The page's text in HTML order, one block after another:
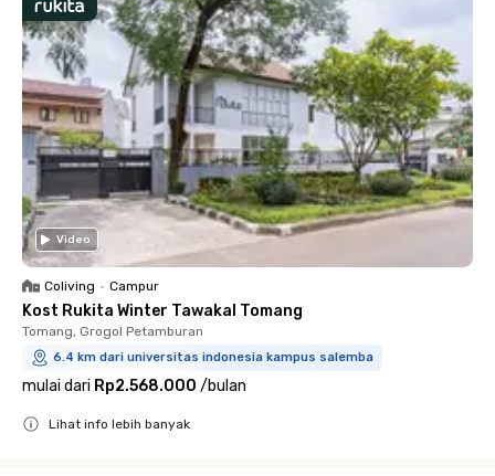
Video
Coliving • Campur
Kost Rukita Winter Tawakal Tomang
Tomang, Grogol Petamburan
6.4 km dari universitas indonesia kampus salemba
mulai dari Rp2.568.000 /bulan
Lihat info lebih banyak